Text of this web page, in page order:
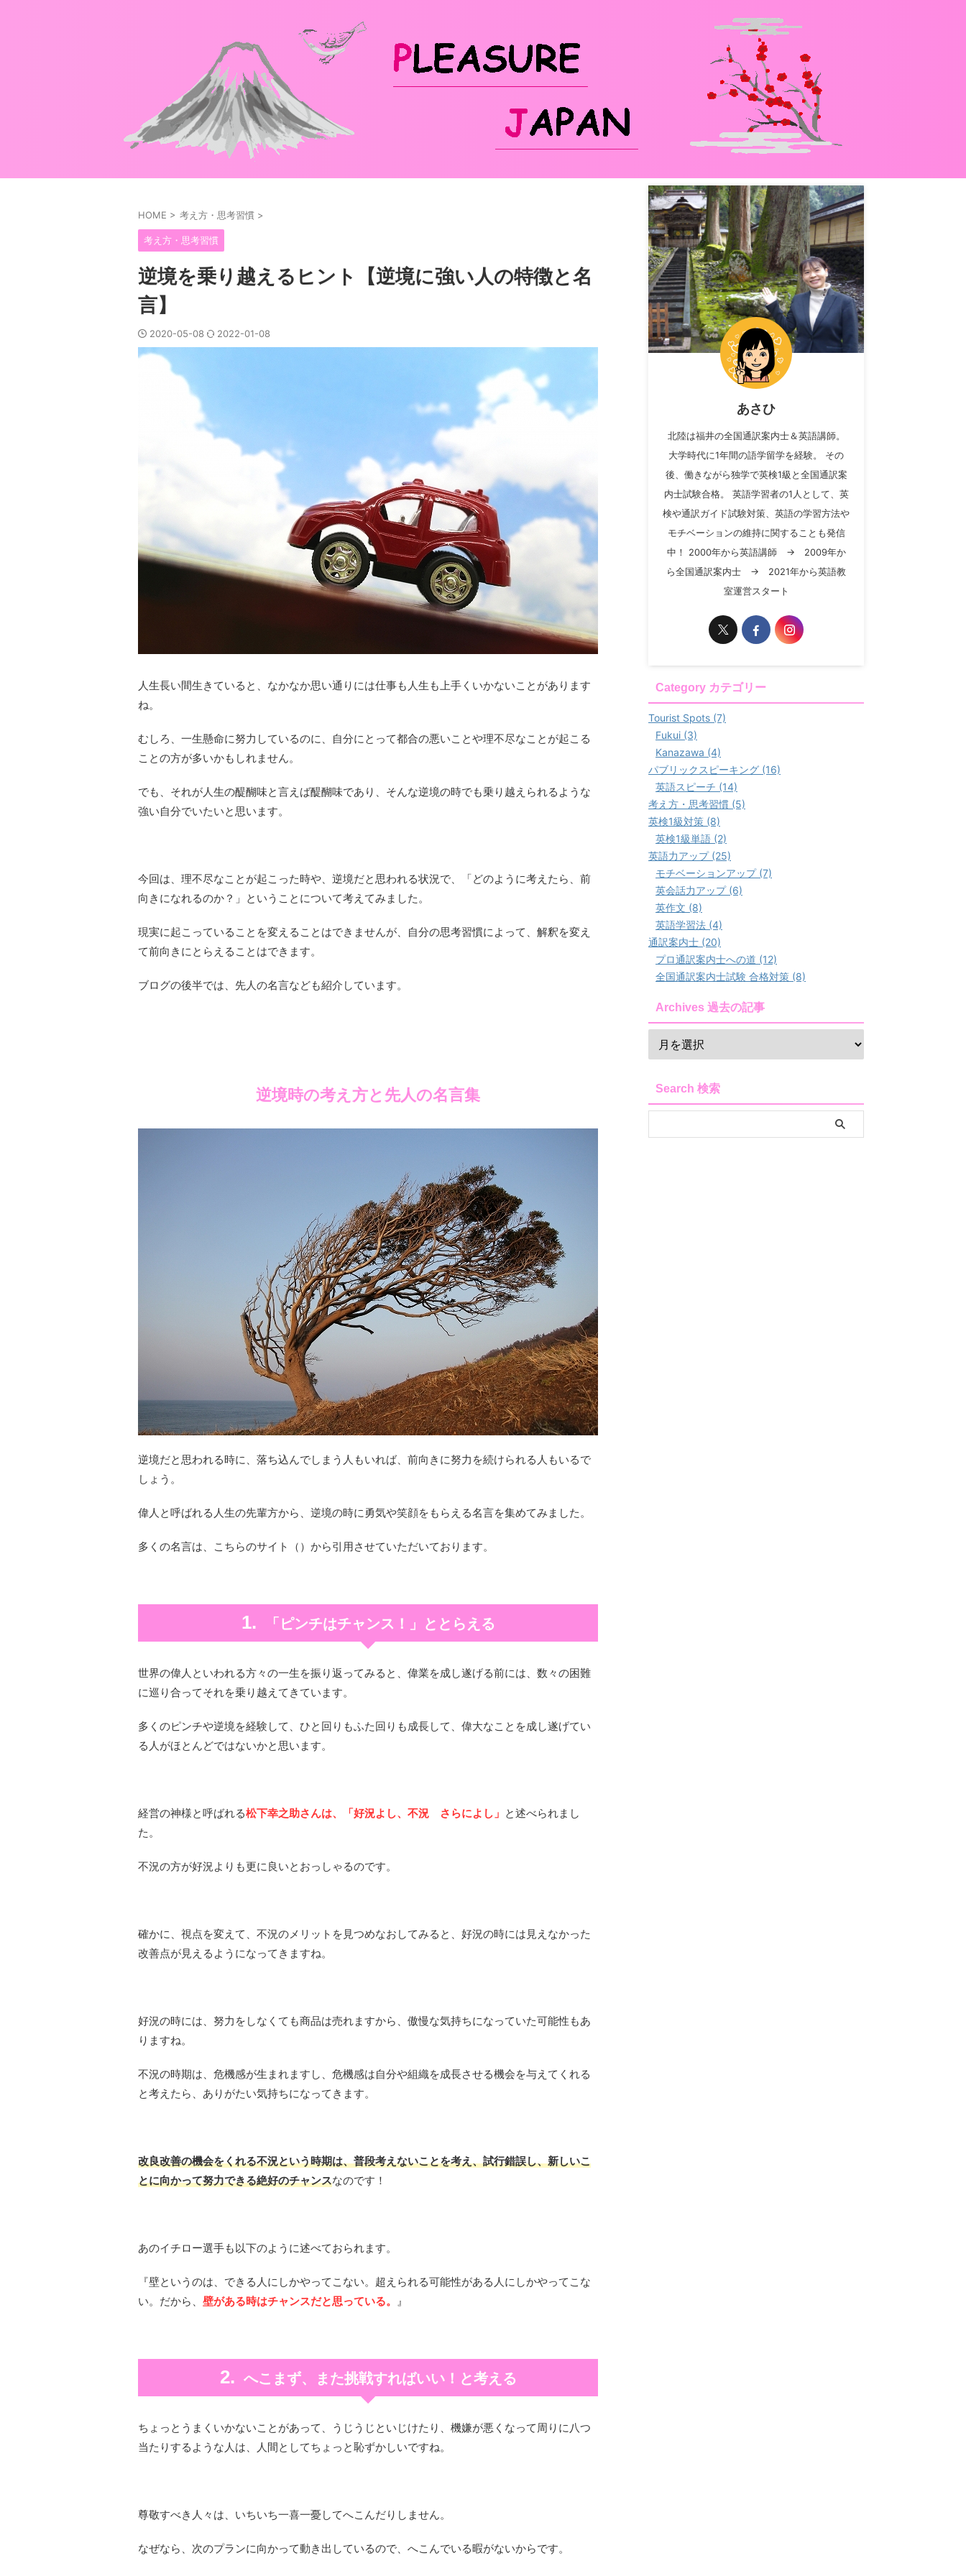
HOME > 考え方・思考習慣 >
考え方・思考習慣
逆境を乗り越えるヒント【逆境に強い人の特徴と名
言】
2020-05-08 2022-01-08
人生長い間生きていると、なかなか思い通りには仕事も人生も上手くいかないことがあります
ね。
むしろ、一生懸命に努力しているのに、自分にとって都合の悪いことや理不尽なことが起こる
ことの方が多いかもしれません。
でも、それが人生の醍醐味と言えば醍醐味であり、そんな逆境の時でも乗り越えられるような
強い自分でいたいと思います。
今回は、理不尽なことが起こった時や、逆境だと思われる状況で、「どのように考えたら、前
向きになれるのか？」ということについて考えてみました。
現実に起こっていることを変えることはできませんが、自分の思考習慣によって、解釈を変え
て前向きにとらえることはできます。
ブログの後半では、先人の名言なども紹介しています。
逆境時の考え方と先人の名言集
逆境だと思われる時に、落ち込んでしまう人もいれば、前向きに努力を続けられる人もいるで
しょう。
偉人と呼ばれる人生の先輩方から、逆境の時に勇気や笑顔をもらえる名言を集めてみました。
多くの名言は、こちらのサイト（）から引用させていただいております。
「ピンチはチャンス！」ととらえる
世界の偉人といわれる方々の一生を振り返ってみると、偉業を成し遂げる前には、数々の困難
に巡り合ってそれを乗り越えてきています。
多くのピンチや逆境を経験して、ひと回りもふた回りも成長して、偉大なことを成し遂げてい
る人がほとんどではないかと思います。
経営の神様と呼ばれる松下幸之助さんは、「好況よし、不況 さらによし」 と述べられまし
た。
不況の方が好況よりも更に良いとおっしゃるのです。
確かに、視点を変えて、不況のメリットを見つめなおしてみると、好況の時には見えなかった
改善点が見えるようになってきますね。
好況の時には、努力をしなくても商品は売れますから、傲慢な気持ちになっていた可能性もあ
りますね。
不況の時期は、危機感が生まれますし、危機感は自分や組織を成長させる機会を与えてくれる
と考えたら、ありがたい気持ちになってきます。
改良改善の機会をくれる不況という時期は、普段考えないことを考え、試行錯誤し、新しいこ
とに向かって努力できる絶好のチャンスなのです！
あのイチロー選手も以下のように述べておられます。
『壁というのは、できる人にしかやってこない。超えられる可能性がある人にしかやってこな
い。だから、 壁がある時はチャンスだと思っている。 』
へこまず、また挑戦すればいい！と考える
ちょっとうまくいかないことがあって、うじうじといじけたり、機嫌が悪くなって周りに八つ
当たりするような人は、人間としてちょっと恥ずかしいですね。
尊敬すべき人々は、いちいち一喜一憂してへこんだりしません。
なぜなら、次のプランに向かって動き出しているので、へこんでいる暇がないからです。
あさひ
北陸は福井の全国通訳案内士＆英語講師。
大学時代に1年間の語学留学を経験。 その
後、働きながら独学で英検1級と全国通訳案
内士試験合格。 英語学習者の1人として、英
検や通訳ガイド試験対策、英語の学習方法や
モチベーションの維持に関することも発信
中！ 2000年から英語講師 → 2009年か
ら全国通訳案内士 → 2021年から英語教
室運営スタート
Category カテゴリー
Tourist Spots (7)
Fukui (3)
Kanazawa (4)
パブリックスピーキング (16)
英語スピーチ (14)
考え方・思考習慣 (5)
英検1級対策 (8)
英検1級単語 (2)
英語力アップ (25)
モチベーションアップ (7)
英会話力アップ (6)
英作文 (8)
英語学習法 (4)
通訳案内士 (20)
プロ通訳案内士への道 (12)
全国通訳案内士試験 合格対策 (8)
Archives 過去の記事
Search 検索